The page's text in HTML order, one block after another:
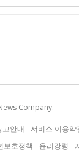
Company.
고안내
서비스 이용약
보호정책 윤리강령